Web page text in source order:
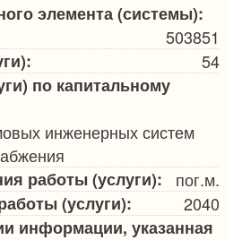
элемента (системы):
503851
54
по капитальному
инженерных систем
работы (услуги):
пог.м.
(услуги):
2040
информации, указанная